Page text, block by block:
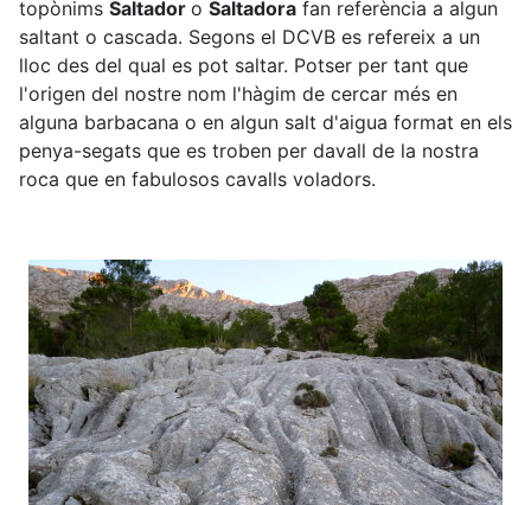
topònims Saltador o Saltadora fan referència a algun
saltant o cascada. Segons el DCVB es refereix a un
lloc des del qual es pot saltar. Potser per tant que
l'origen del nostre nom l'hàgim de cercar més en
alguna barbacana o en algun salt d'aigua format en els
penya-segats que es troben per davall de la nostra
roca que en fabulosos cavalls voladors.